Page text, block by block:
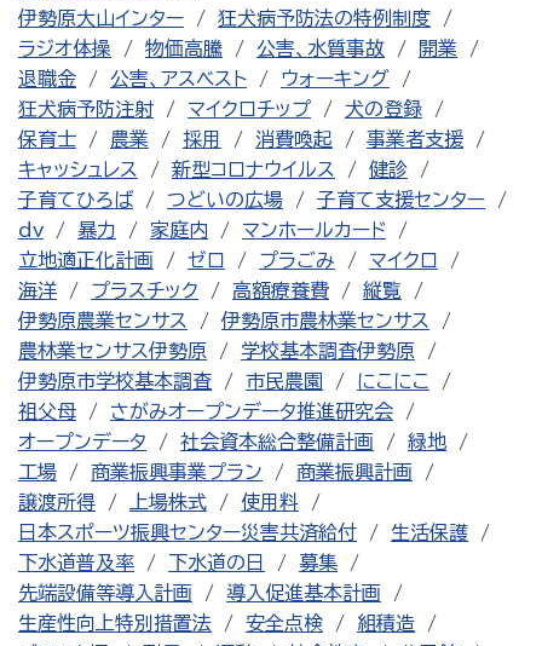
伊勢原大山インター
狂犬病予防法の特例制度
ラジオ体操
物価高騰 公害、水質事故
開業
退職金
公害、アスベスト
ウォーキング
狂犬病予防注射
マイクロチップ
犬の登録
保育士
農業 採用 消費喚起
事業者支援
キャッシュレス
新型コロナウイルス
健診
子育てひろば
つどいの広場
子育て支援センター
dv
暴力 家庭内
マンホールカード
立地適正化計画
ゼロ プラごみ
マイクロ
海洋
プラスチック 高額療養費
縦覧
伊勢原農業センサス
伊勢原市農林業センサス
農林業センサス伊勢原
学校基本調査伊勢原
伊勢原市学校基本調査
市民農園
にこにこ
祖父母
さがみオープンデータ推進研究会
オープンデータ
社会資本総合整備計画
緑地
工場
商業振興事業プラン
商業振興計画
譲渡所得
上場株式
使用料
日本スポーツ振興センター災害共済給付
生活保護
下水道普及率
下水道の日
募集
先端設備等導入計画
導入促進基本計画
生産性向上特別措置法
安全点検
組積造